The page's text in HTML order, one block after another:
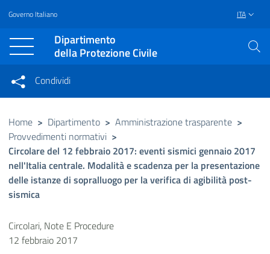
Vai al contenuto principale
Raggiungi il piè di pagina
Governo Italiano ITA
Dipartimento
della Protezione Civile
Condividi su Facebook
Condividi su Twitter
Condividi su LinkedIn
Condividi
Condividi sui social network
Home > Dipartimento > Amministrazione trasparente >
Provvedimenti normativi >
Circolare del 12 febbraio 2017: eventi sismici gennaio 2017
nell'Italia centrale. Modalità e scadenza per la presentazione
delle istanze di sopralluogo per la verifica di agibilità post-
sismica
Circolari, Note E Procedure
12 febbraio 2017